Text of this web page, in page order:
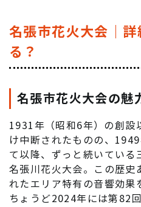
名張市花火大会｜
る？
名張市花火大会の魅
1931年（昭和6年）の創設
け中断されたものの、
て以降、ずっと続いている
名張川花火大会。この歴史
れたエリア特有の音響効果
ちょうど2024年には第82